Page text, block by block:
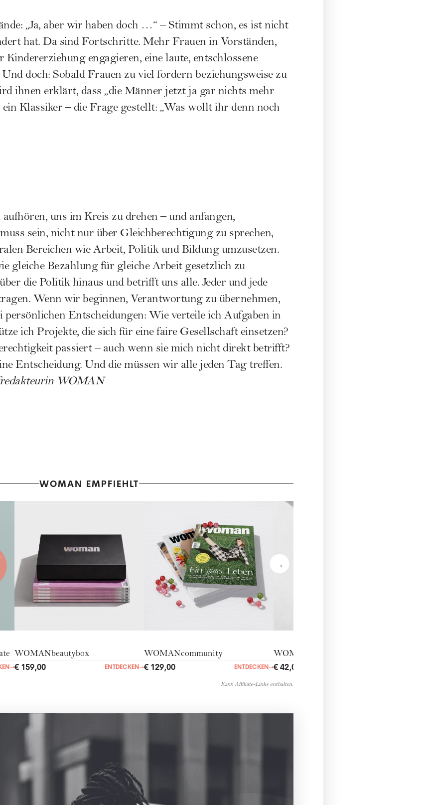
„Ja, aber wir haben doch …“ – Stimmt schon, es ist nicht
hat. Da sind Fortschritte. Mehr Frauen in Vorständen,
Kindererziehung engagieren, eine laute, entschlossene
doch: Sobald Frauen zu viel fordern beziehungsweise zu
ihnen erklärt, dass „die Männer jetzt ja gar nichts mehr
ein Klassiker – die Frage gestellt: „Was wollt ihr denn noch
uns im Kreis zu drehen – und anfangen,
sein, nicht nur über Gleichberechtigung zu sprechen,
Bereichen wie Arbeit, Politik und Bildung umzusetzen.
gleiche Bezahlung für gleiche Arbeit gesetzlich zu
die Politik hinaus und betrifft uns alle. Jeder und jede
Wenn wir beginnen, Verantwortung zu übernehmen,
persönlichen Entscheidungen: Wie verteile ich Aufgaben in
ich Projekte, die sich für eine faire Gesellschaft einsetzen?
passiert – auch wenn sie mich nicht direkt betrifft?
Entscheidung. Und die müssen wir alle jeden Tag treffen.
WOMAN
WOMAN EMPFIEHLT
→
→
WOMANbeautybox
€ 159,00 ENTDECKEN→
WOMANcommunity
€ 129,00 ENTDECKEN→
WOMANdigital
€ 42,00
Kann Affiliate-Links enthalten.